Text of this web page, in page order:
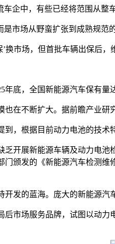
企中，有些已经将范围从整
市场从野蛮扩张到成熟规
换市场，但首批车辆出保后
底，全国新能源汽车保有量
在不断扩大。据前瞻产业研
，根据目前动力电池的技
乏开展新能源车辆及动力电
颁发的《新能源汽车检测维
发的蓝海。庞大的新能源汽
后市场服务品牌，试图以动